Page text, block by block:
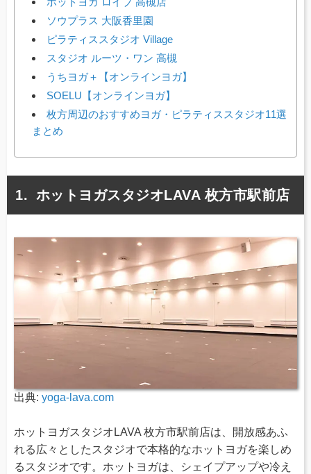
ソウプラス 大阪香里園
ピラティススタジオ Village
スタジオ ルーツ・ワン 高槻
うちヨガ＋【オンラインヨガ】
SOELU【オンラインヨガ】
枚方周辺のおすすめヨガ・ピラティススタジオ11選
まとめ
ホットヨガスタジオLAVA 枚方市駅前店
出典: yoga-lava.com
ホットヨガスタジオLAVA 枚方市駅前店は、開放感あふ
れる広々としたスタジオで本格的なホットヨガを楽しめ
るスタジオです。ホットヨガは、シェイプアップや冷え